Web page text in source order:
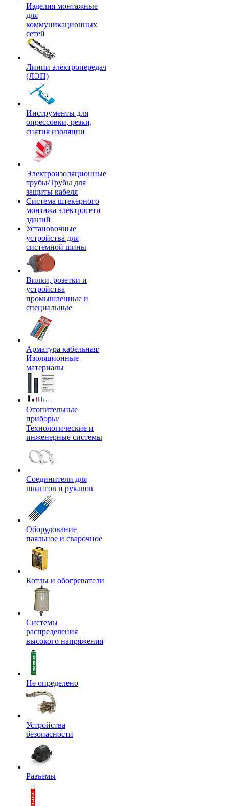
Изделия монтажные
для
коммуникационных
сетей
Линии электропередач
(ЛЭП)
Инструменты для
опрессовки, резки,
снятия изоляции
Электроизоляционные
трубы/Трубы для
защиты кабеля
Система штекерного
монтажа электросети
зданий
Установочные
устройства для
системной шины
Вилки, розетки и
устройства
промышленные и
специальные
Арматура кабельная/
Изоляционные
материалы
Отопительные
приборы/
Технологические и
инженерные системы
Соединители для
шлангов и рукавов
Оборудование
паяльное и сварочное
Котлы и обогреватели
Системы
распределения
высокого напряжения
Не определено
Устройства
безопасности
Разъемы